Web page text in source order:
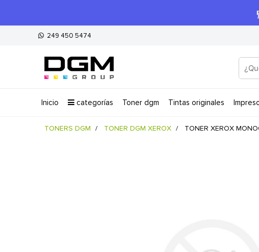
249 450 5474
inicio categorías toner dgm tintas originales
TONERS DGM TONER DGM XEROX TONER XEROX